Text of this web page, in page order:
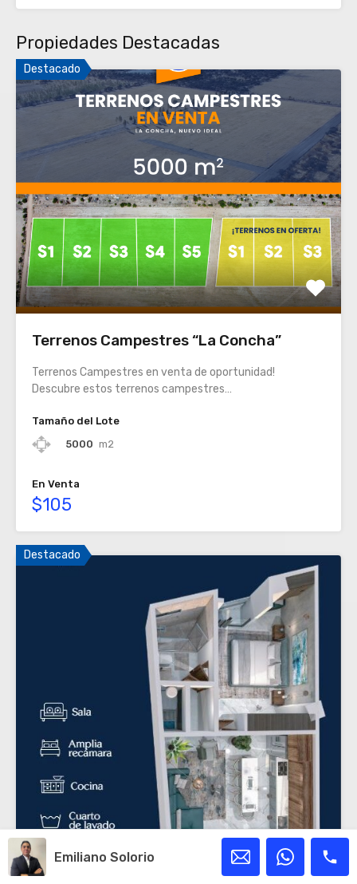
Propiedades Destacadas
Destacado
Terrenos Campestres “La Concha”
Terrenos Campestres en venta de oportunidad!
Descubre estos terrenos campestres…
Tamaño del Lote
5000 m2
En Venta
$105
Destacado
Emiliano Solorio